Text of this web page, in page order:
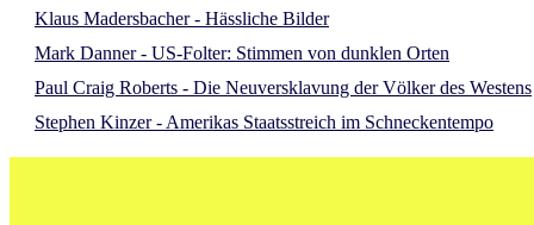
Klaus Madersbacher - Hässliche Bilder
Mark Danner - US-Folter: Stimmen von dunklen Orten
Paul Craig Roberts - Die Neuversklavung der Völker des Westens
Stephen Kinzer - Amerikas Staatsstreich im Schneckentempo